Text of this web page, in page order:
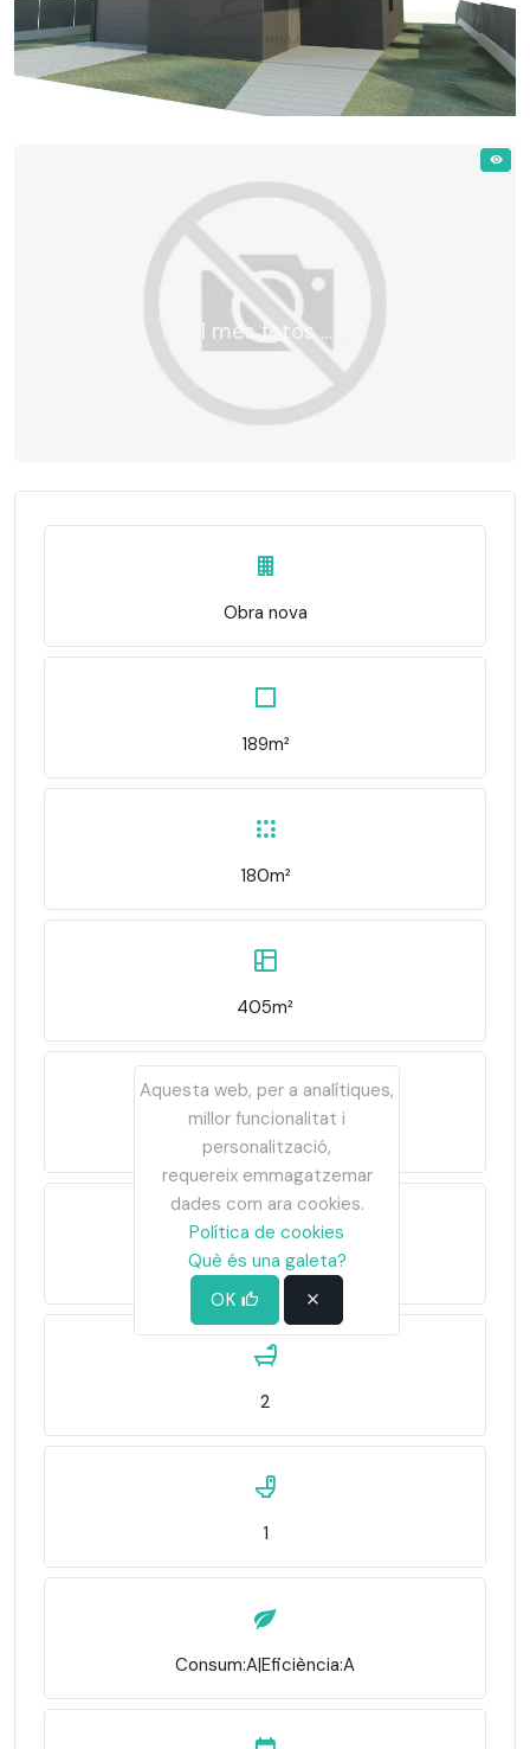
1 més fotos ...
Obra nova
189m²
180m²
405m²
3.372€/m²
3
2
1
Consum:A|Eficiència:A
Aquesta web, per a analítiques,
millor funcionalitat i
personalització,
requereix emmagatzemar
dades com ara cookies.
Política de cookies
Què és una galeta?
OK